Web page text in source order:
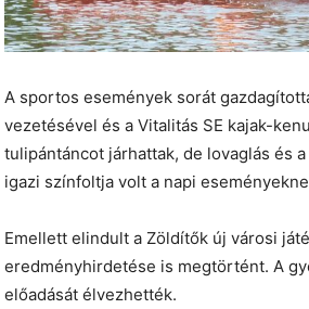
A sportos események sorát
vezetésével és a Vitalitás SE kajak-
tulipántáncot járhattak, de lovaglás és
igazi színfoltja volt a napi
Emellett elindult a Zöldítők új városi
eredményhirdetése is megtörtént. A
előadását élvezhették.